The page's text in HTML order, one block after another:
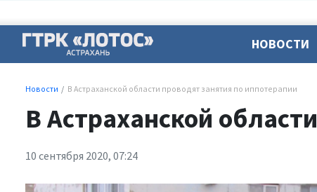
НОВОСТИ
Новости В Астраханской области проводят занятия по иппотерапии
В Астраханской
10 сентября 2020, 07:24